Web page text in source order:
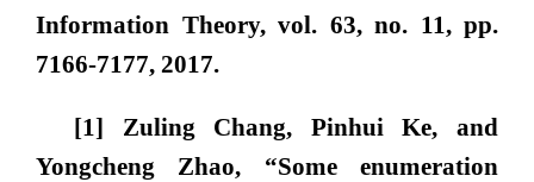
Information Theory, vol. 63, no. 11, pp.
7166-7177, 2017.
[1] Zuling Chang, Pinhui Ke, and
Yongcheng Zhao, “Some enumeration